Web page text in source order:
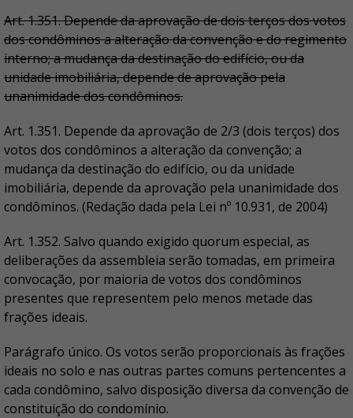
Art. 1.351. Depende da aprovação de dois terços dos votos
dos condôminos a alteração da convenção e do regimento
interno; a mudança da destinação do edifício, ou da
unidade imobiliária, depende de aprovação pela
unanimidade dos condôminos.
Art. 1.351. Depende da aprovação de 2/3 (dois terços) dos
votos dos condôminos a alteração da convenção; a
mudança da destinação do edifício, ou da unidade
imobiliária, depende da aprovação pela unanimidade dos
condôminos. (Redação dada pela Lei nº 10.931, de 2004)
Art. 1.352. Salvo quando exigido quorum especial, as
deliberações da assembleia serão tomadas, em primeira
convocação, por maioria de votos dos condôminos
presentes que representem pelo menos metade das
frações ideais.
Parágrafo único. Os votos serão proporcionais às frações
ideais no solo e nas outras partes comuns pertencentes a
cada condômino, salvo disposição diversa da convenção de
constituição do condomínio.